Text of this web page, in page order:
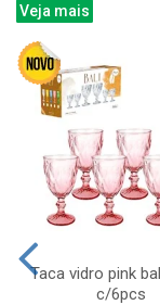
Veja mais
Taca vidro pink
c/6pcs